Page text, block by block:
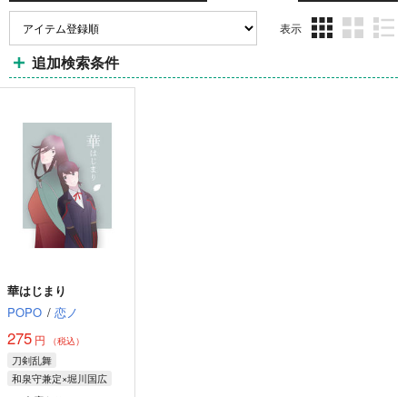
表示
ム
ム
ム
追加検索条件
華はじまり
POPO / 恋ノ
275 円 （税込）
刀剣乱舞
和泉守兼定×堀川国広